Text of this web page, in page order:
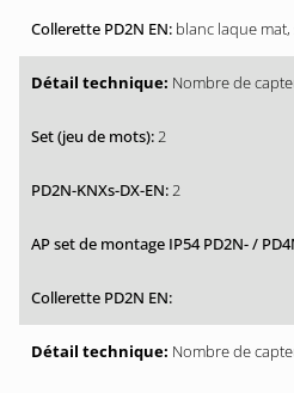
blanc laque
Nombre de
2
2
Nombre de